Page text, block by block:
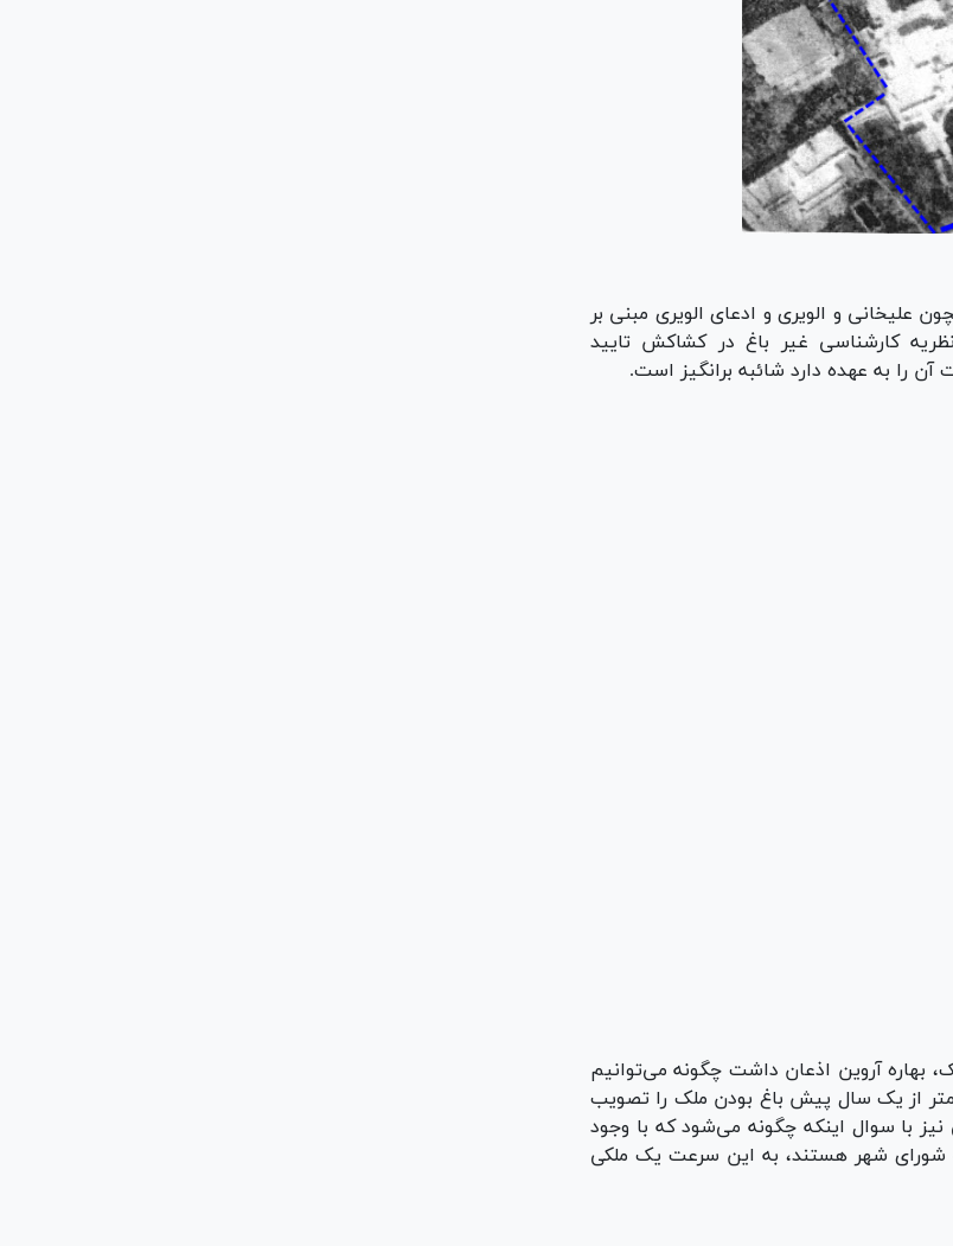
و الویری و ادعای الویری مبنی بر
کارشناسی غیر باغ در کشاکش تایید
را به عهده دارد شائبه برانگیز است.
آروین اذعان داشت چگونه می‌توانیم
از یک سال پیش باغ بودن ملک را تصویب
با سوال اینکه چگونه می‌شود که با وجود
شورای شهر هستند، به این سرعت یک ملکی